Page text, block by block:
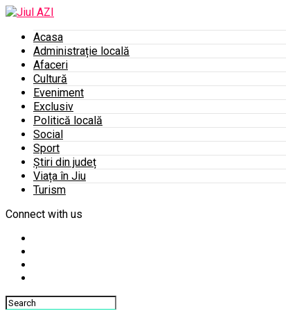
Acasa
Administrație locală
Afaceri
Cultură
Eveniment
Exclusiv
Politică locală
Social
Sport
Știri din județ
Viața în Jiu
Turism
Connect with us